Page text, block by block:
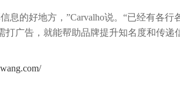
息的好地方，”Carvalho说。“已经有各行
打广告，就能帮助品牌提升知名度和传递